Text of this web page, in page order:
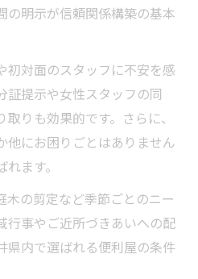
の明示が信頼関係構築の基本
初対面のスタッフに不安を感
証提示や女性スタッフの同
りも効果的です。さらに、
他にお困りごとはありません
ます。
木の剪定など季節ごとのニー
行事やご近所づきあいへの配
県内で選ばれる便利屋の条件